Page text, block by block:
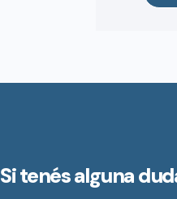
Si tenés alguna